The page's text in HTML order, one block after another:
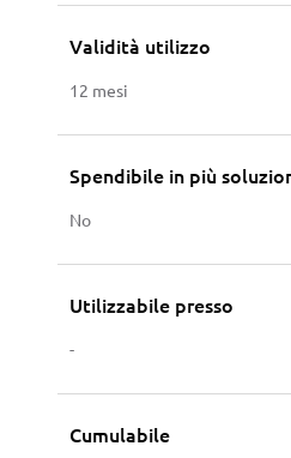
Validità utilizzo
12 mesi
Spendibile in più
No
Utilizzabile presso
-
Cumulabile